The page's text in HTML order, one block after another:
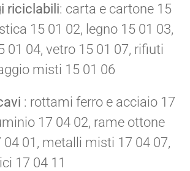
riciclabili: carta e cartone 15
15 01 02, legno 15 01 03,
01 04, vetro 15 01 07, rifiuti
misti 15 01 06
: rottami ferro e acciaio 17
17 04 02, rame ottone
04 01, metalli misti 17 04 07,
17 04 11